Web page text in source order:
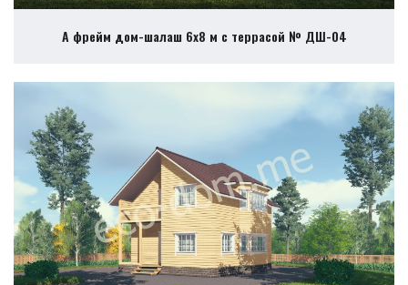
А фрейм дом-шалаш 6х8 м с террасой № ДШ-04